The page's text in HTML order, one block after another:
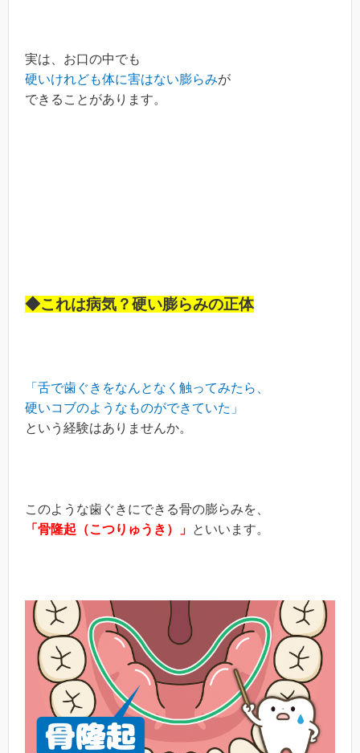
実は、お口の中でも
硬いけれども体に害はない膨らみが
できることがあります。
◆これは病気？硬い膨らみの正体
「舌で歯ぐきをなんとなく触ってみたら、
硬いコブのようなものができていた」
という経験はありませんか。
このような歯ぐきにできる骨の膨らみを、
「骨隆起（こつりゅうき）」 といいます。